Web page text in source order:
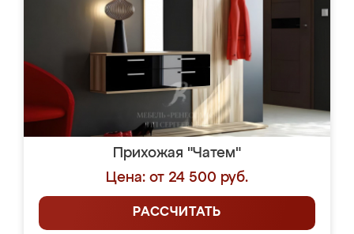
Прихожая "Чатем"
Цена: от 24 500 руб.
РАССЧИТАТЬ